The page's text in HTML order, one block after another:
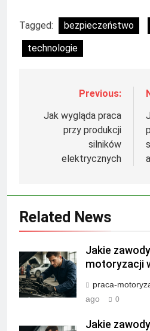
Tagged: bezpieczeństwo
technologie
Nawigacja
wpisu
Previous:
Jak wygląda praca
przy produkcji
silników
elektrycznych
Related News
Jakie
motoryzacji
praca-
ago
0
Jakie